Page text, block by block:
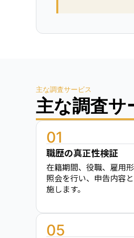
主な調査サービス
主な調査サ
01
職歴の真正性検証
在籍期間、役職、雇用
照会を行い、申告内容
施します。
05